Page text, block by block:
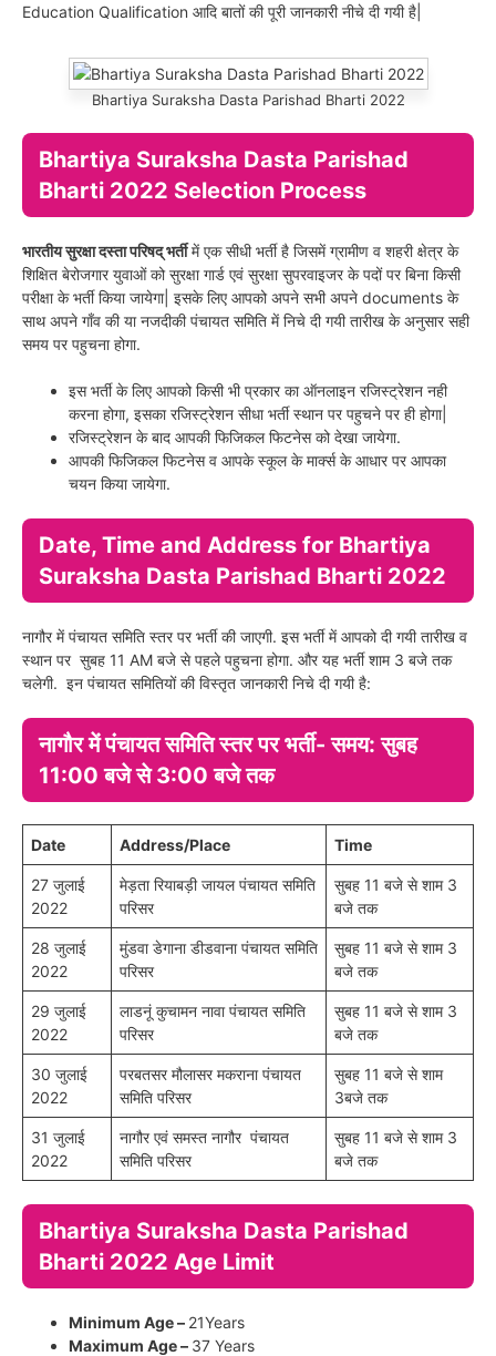
Education Qualification आदि बातों की पूरी जानकारी नीचे दी गयी है|
Bhartiya Suraksha Dasta Parishad Bharti 2022
Bhartiya Suraksha Dasta Parishad
Bharti 2022 Selection Process
भारतीय सुरक्षा दस्ता परिषद् भर्तीमें एक सीधी भर्ती है जिसमें ग्रामीण व शहरी क्षेत्र के
शिक्षित बेरोजगार युवाओं को सुरक्षा गार्ड एवं सुरक्षा सुपरवाइजर के पदों पर बिना किसी
परीक्षा के भर्ती किया जायेगा| इसके लिए आपको अपने सभी अपने documents के
साथ अपने गाँव की या नजदीकी पंचायत समिति में निचे दी गयी तारीख के अनुसार सही
समय पर पहुचना होगा.
इस भर्ती के लिए आपको किसी भी प्रकार का ऑनलाइन रजिस्ट्रेशन नही
करना होगा, इसका रजिस्ट्रेशन सीधा भर्ती स्थान पर पहुचने पर ही होगा|
रजिस्ट्रेशन के बाद आपकी फिजिकल फिटनेस को देखा जायेगा.
आपकी फिजिकल फिटनेस व आपके स्कूल के मार्क्स के आधार पर आपका
चयन किया जायेगा.
Date, Time and Address for Bhartiya
Suraksha Dasta Parishad Bharti 2022
नागौर में पंचायत समिति स्तर पर भर्ती की जाएगी. इस भर्ती में आपको दी गयी तारीख व
स्थान पर सुबह 11 AM बजे से पहले पहुचना होगा. और यह भर्ती शाम 3 बजे तक
चलेगी. इन पंचायत समितियों की विस्तृत जानकारी निचे दी गयी है:
नागौर में पंचायत समिति स्तर पर भर्ती- समय: सुबह
11:00 बजे से 3:00 बजे तक
Date Address/Place Time
27 जुलाई
2022
मेड़ता रियाबड़ी जायल पंचायत समिति
परिसर
सुबह 11 बजे से शाम 3
बजे तक
28 जुलाई
2022
मुंडवा डेगाना डीडवाना पंचायत समिति
परिसर
सुबह 11 बजे से शाम 3
बजे तक
29 जुलाई
2022
लाडनूं कुचामन नावा पंचायत समिति
परिसर
सुबह 11 बजे से शाम 3
बजे तक
30 जुलाई
2022
परबतसर मौलासर मकराना पंचायत
समिति परिसर
सुबह 11 बजे से शाम
3बजे तक
31 जुलाई
2022
नागौर एवं समस्त नागौर पंचायत
समिति परिसर
सुबह 11 बजे से शाम 3
बजे तक
Bhartiya Suraksha Dasta Parishad
Bharti 2022 Age Limit
Minimum Age – 21Years
Maximum Age – 37 Years